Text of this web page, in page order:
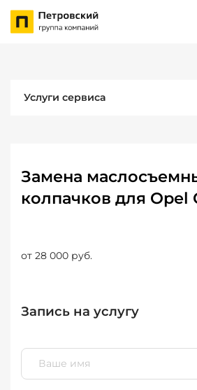
Услуги сервиса
Замена
колпачков для Opel
от 28 000 руб.
Запись на услугу